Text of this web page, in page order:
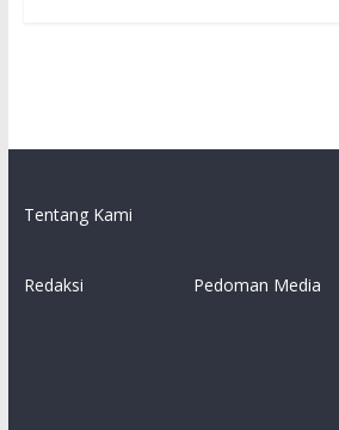
Tentang Kami
Redaksi Pedoman Media